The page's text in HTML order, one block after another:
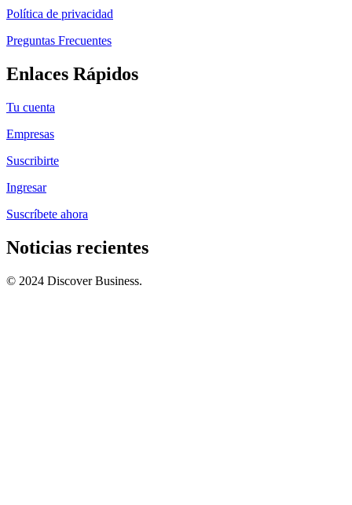
Política de privacidad
Preguntas Frecuentes
Enlaces Rápidos
Tu cuenta
Empresas
Suscribirte
Ingresar
Suscríbete ahora
Noticias recientes
© 2024 Discover Business.